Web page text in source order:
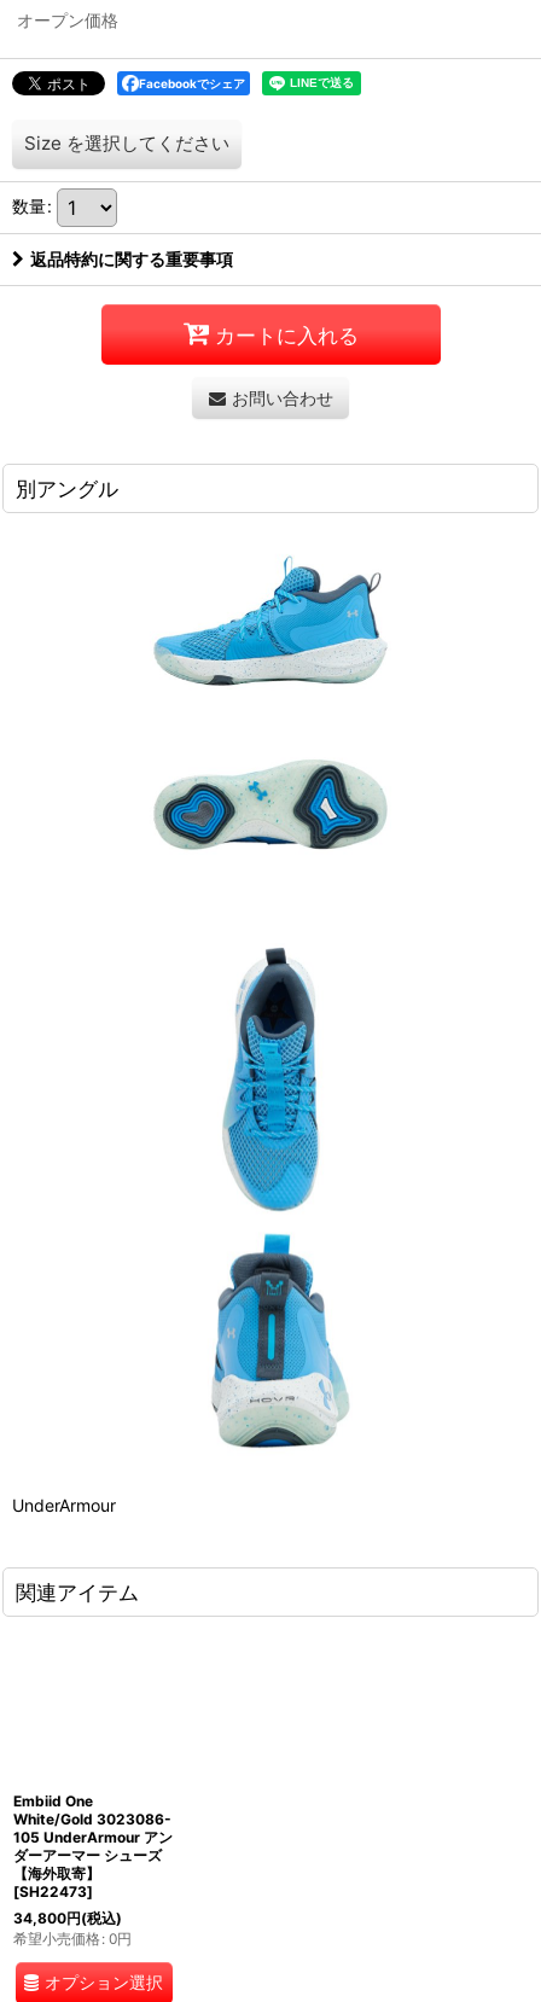
オープン価格
Facebookでシェア
Size を選択してください
数量:
返品特約に関する重要事項
カートに入れる
お問い合わせ
別アングル
UnderArmour
関連アイテム
Embiid One
White/Gold 3023086-
105 UnderArmour アン
ダーアーマー シューズ
【海外取寄】
[SH22473]
34,800円(税込)
希望小売価格: 0円
オプション選択